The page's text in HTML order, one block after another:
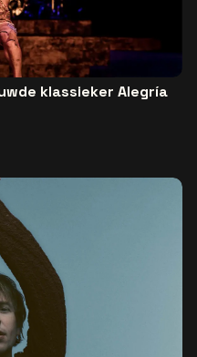
klassieker Alegría